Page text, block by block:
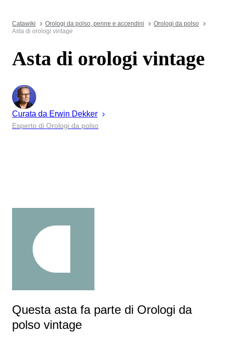
Catawiki Orologi da polso, penne e accendini
Orologi da polso
Asta di orologi vintage
Asta di orologi vintage
Curata da Erwin Dekker
Esperto di Orologi da polso
Questa asta fa parte di Orologi da
polso vintage